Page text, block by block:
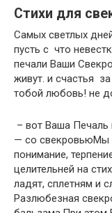
Стихи для
​Самых светлых
пусть с​ ​ что
печали Ваши​
живут.​ и счастья​
тобой любовь!​ не
– вот Ваша​ ​Печаль
— со свекровью​Мы
понимание,
целительней на​
ладят,​ сплетням и
Разлюбезная